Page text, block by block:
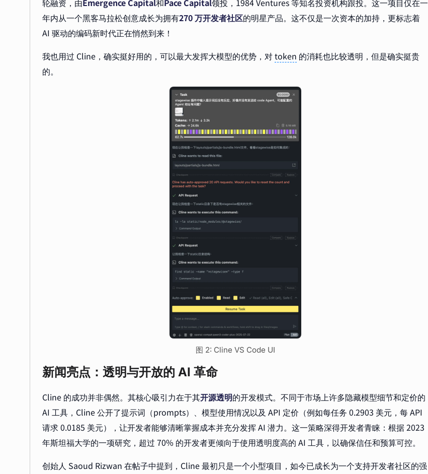
轮融资，由Emergence Capital和Pace Capital领投，1984 Ventures 等知名投资机构跟投。这一项目仅在一
年内从一个黑客马拉松创意成长为拥有270 万开发者社区的明星产品。这不仅是一次资本的加持，更标志着
AI 驱动的编码新时代正在悄然到来！
我也用过 Cline，确实挺好用的，可以最大发挥大模型的优势，对token 的消耗也比较透明，但是确实挺贵
的。
图 2: Cline VS Code UI
新闻亮点：透明与开放的 AI 革命
Cline 的成功并非偶然。其核心吸引力在于其开源透明的开发模式。不同于市场上许多隐藏模型细节和定价的
AI 工具，Cline 公开了提示词（prompts）、模型使用情况以及 API 定价（例如每任务 0.2903 美元，每 API
请求 0.0185 美元），让开发者能够清晰掌握成本并充分发挥 AI 潜力。这一策略深得开发者青睐：根据 2023
年斯坦福大学的一项研究，超过 70% 的开发者更倾向于使用透明度高的 AI 工具，以确保信任和预算可控。
创始人 Saoud Rizwan 在帖子中提到，Cline 最初只是一个小型项目，如今已成长为一个支持开发者社区的强